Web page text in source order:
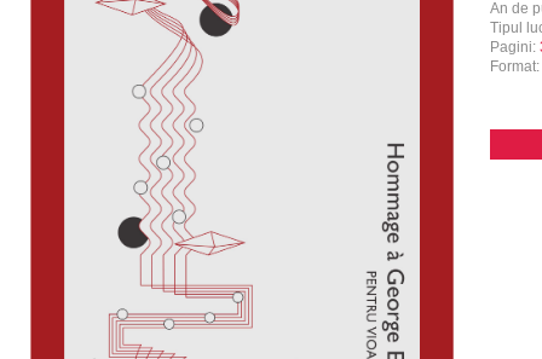
An de
Tipul
Pagini:
Format: